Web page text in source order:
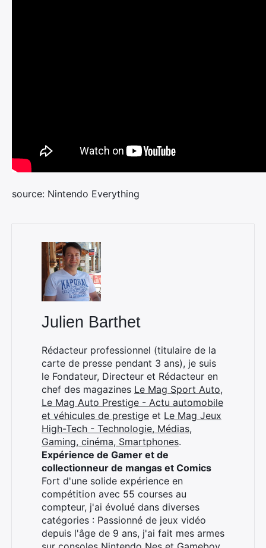
source: Nintendo Everything
Julien Barthet
Rédacteur professionnel (titulaire de la
carte de presse pendant 3 ans), je suis
le Fondateur, Directeur et Rédacteur en
chef des magazines Le Mag Sport Auto,
Le Mag Auto Prestige - Actu automobile
et véhicules de prestige et Le Mag Jeux
High-Tech - Technologie, Médias,
Gaming, cinéma, Smartphones.
Expérience de Gamer et de
collectionneur de mangas et Comics
Fort d'une solide expérience en
compétition avec 55 courses au
compteur, j'ai évolué dans diverses
catégories : Passionné de jeux vidéo
depuis l'âge de 9 ans, j'ai fait mes armes